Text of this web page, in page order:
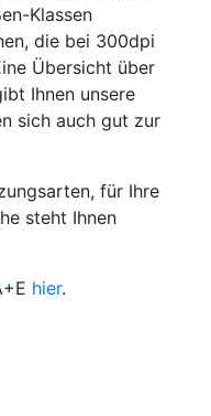
Klassen
die bei 300dpi
Übersicht über
Ihnen unsere
sich auch gut zur
für Ihre
steht Ihnen
hier.